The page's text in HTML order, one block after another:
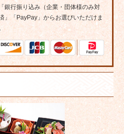
銀行振り込み（企業・団体様のみ対
」「PayPay」からお選びいただけま